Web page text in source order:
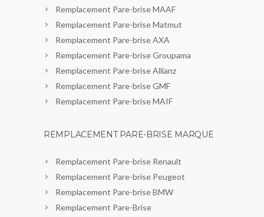
Remplacement Pare-brise MAAF
Remplacement Pare-brise Matmut
Remplacement Pare-brise AXA
Remplacement Pare-brise Groupama
Remplacement Pare-brise Allianz
Remplacement Pare-brise GMF
Remplacement Pare-brise MAIF
REMPLACEMENT PARE-BRISE MARQUE
Remplacement Pare-brise Renault
Remplacement Pare-brise Peugeot
Remplacement Pare-brise BMW
Remplacement Pare-Brise